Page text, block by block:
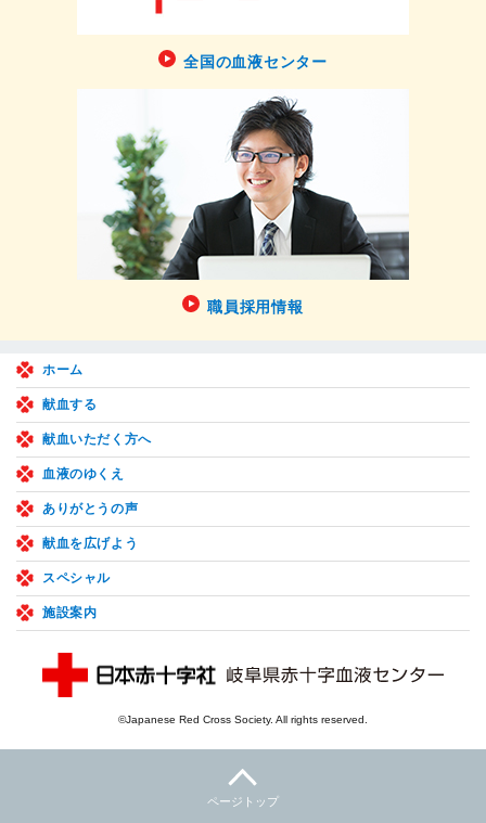
全国の血液センター
職員採用情報
ホーム
献血する
献血いただく方へ
血液のゆくえ
ありがとうの声
献血を広げよう
スペシャル
施設案内
©Japanese Red Cross Society. All rights reserved.
ページトップ